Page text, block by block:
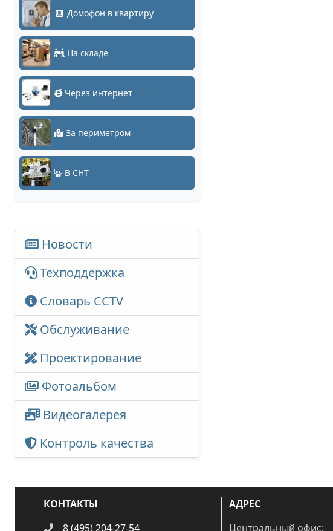
Домофон в квартиру
На складе
Через интернет
За периметром
В СНТ
Новости
Техподдержка
Словарь CCTV
Обслуживание
Проектирование
Фотоальбом
Видеогалерея
Контроль качества
КОНТАКТЫ
8 (495) 204-27-54
АДРЕС
Центральный офис: